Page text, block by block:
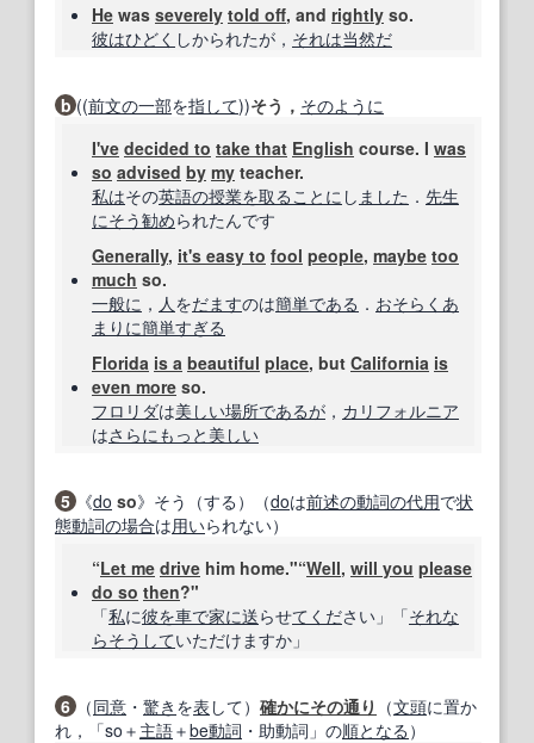
He was severely told off, and rightly so.
彼はひどく しかられたが， それは当然だ
b ((前文の一部を指して))そう， そのように
I've decided to take that English course. I was
so advised by my teacher.
私はその英語の授業を取る ことに し ました ． 先生
にそう勧められたんです
Generally, it's easy to fool people, maybe too
much so.
一般に ， 人 をだますのは簡単である ． おそらく あ
まりに簡単すぎる
Florida is a beautiful place, but California is
even more so.
フロリダは美しい場所であるが ， カリフォルニア
はさらに もっと 美しい
5 《do so》そう（する）（doは前述の動詞の代用で状
態動詞の場合は用いられない）
“Let me drive him home."“Well, will you please
do so then?"
「私に彼を車で家に送らせてください」「それな
らそうしていただけますか」
6 （同意 ・ 驚き を表 して） 確かにその通り （文頭に置か
れ，「so＋ 主語＋be動詞 ・助動詞」の順となる ）